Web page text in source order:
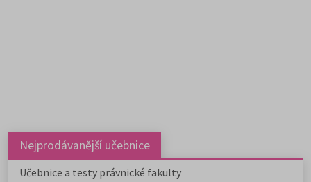
Nejprodávanější učebnice
Učebnice a testy právnické fakulty